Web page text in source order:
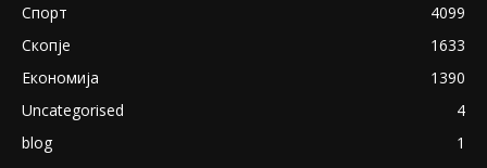
Спорт
4099
Скопје
1633
Економија
1390
Uncategorised
4
blog
1